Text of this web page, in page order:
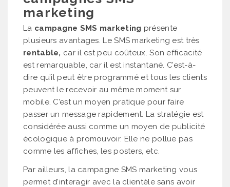
marketing
La campagne SMS marketing présente
plusieurs avantages. Le SMS marketing est très
rentable, car il est peu coûteux. Son efficacité
est remarquable, car il est instantané. C’est-à-
dire qu’il peut être programmé et tous les clients
peuvent le recevoir au même moment sur
mobile. C’est un moyen pratique pour faire
passer un message rapidement. La stratégie est
considérée aussi comme un moyen de publicité
écologique à promouvoir. Elle ne pollue pas
comme les affiches, les posters, etc.
Par ailleurs, la campagne SMS marketing vous
permet d’interagir avec la clientèle sans avoir